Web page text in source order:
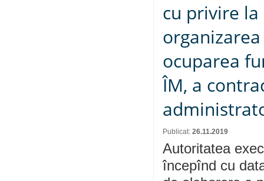
cu privire
ocuparea
ÎM, a
Publicat: 26.11.2019
Autoritatea
începînd cu